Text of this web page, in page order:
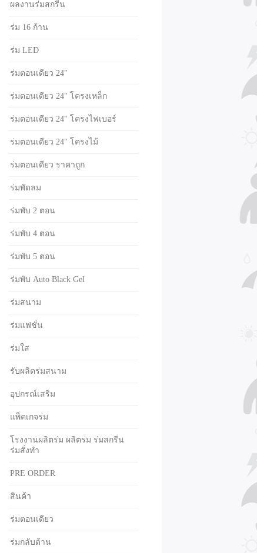
ผลงานร่มสกรีน
ร่ม 16 ก้าน
ร่ม LED
ร่มตอนเดียว 24"
ร่มตอนเดียว 24" โครงเหล็ก
ร่มตอนเดียว 24" โครงไฟเบอร์
ร่มตอนเดียว 24" โครงไม้
ร่มตอนเดียว ราคาถูก
ร่มพัดลม
ร่มพับ 2 ตอน
ร่มพับ 4 ตอน
ร่มพับ 5 ตอน
ร่มพับ Auto Black Gel
ร่มสนาม
ร่มแฟชั่น
ร่มใส
รับผลิตร่มสนาม
อุปกรณ์เสริม
แพ็คเกจร่ม
โรงงานผลิตร่ม ผลิตร่ม ร่มสกรีน
ร่มสั่งทำ
PRE ORDER
สินค้า
ร่มตอนเดียว
ร่มกลับด้าน